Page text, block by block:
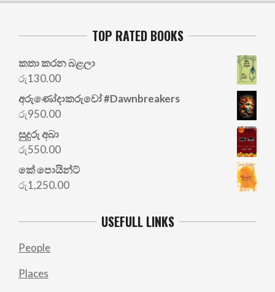
TOP RATED BOOKS
කතා කරන බළලා
රු130.00
අරු‍ණෝදාකරුවෝ #Dawnbreakers
රු950.00
සුදුරු අබා
රු550.00
කේ පොයින්ට්
රු1,250.00
USEFULL LINKS
People
Places